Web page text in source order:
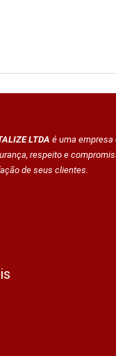
LTDA é uma empresa
respeito e
de seus clientes.